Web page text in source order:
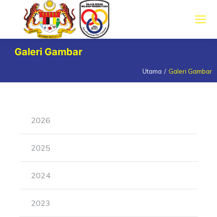
Galeri Gambar
Utama Galeri Gambar
2026
2025
2024
2023